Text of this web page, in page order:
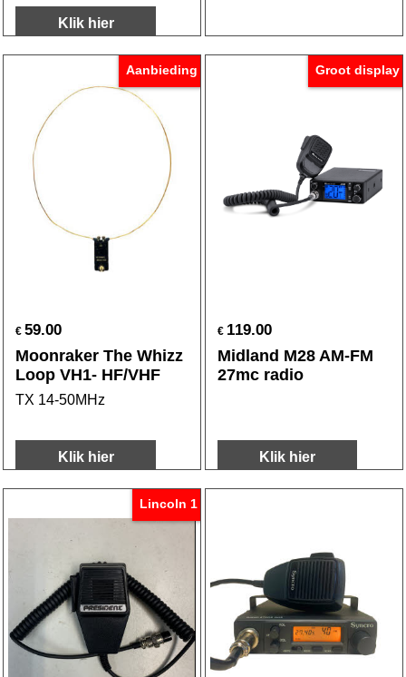
Klik hier
Aanbieding
€ 59.00
Moonraker The Whizz
Loop VH1- HF/VHF
TX 14-50MHz
Klik hier
Groot display
€ 119.00
Midland M28 AM-FM
27mc radio
Klik hier
Lincoln 1